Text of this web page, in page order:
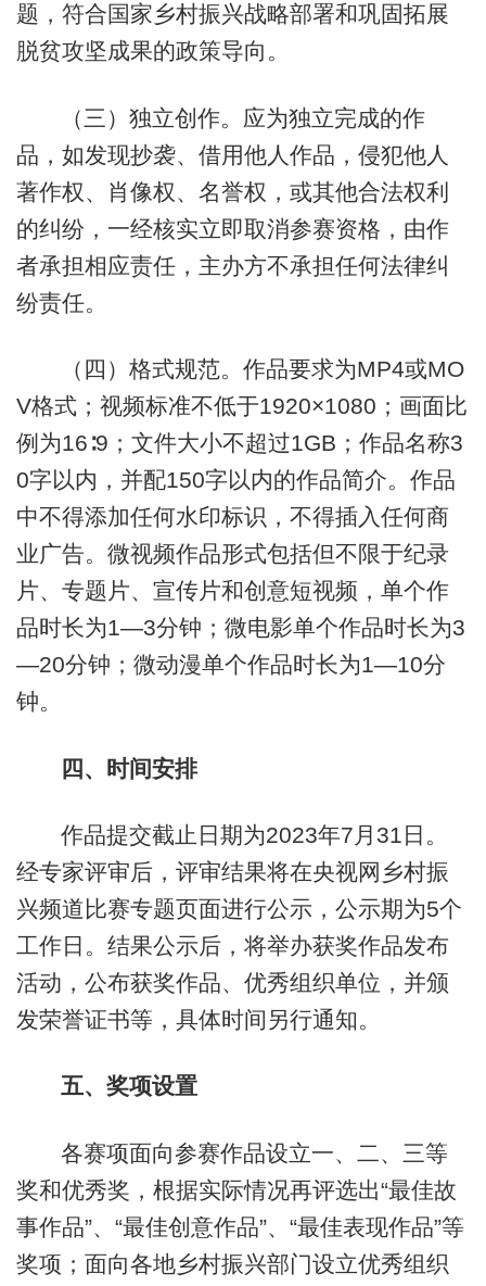
题，符合国家乡村振兴战略部署和巩固拓展
脱贫攻坚成果的政策导向。
（三）独立创作。应为独立完成的作
品，如发现抄袭、借用他人作品，侵犯他人
著作权、肖像权、名誉权，或其他合法权利
的纠纷，一经核实立即取消参赛资格，由作
者承担相应责任，主办方不承担任何法律纠
纷责任。
（四）格式规范。作品要求为MP4或MO
V格式；视频标准不低于1920×1080；画面比
例为16∶9；文件大小不超过1GB；作品名称3
0字以内，并配150字以内的作品简介。作品
中不得添加任何水印标识，不得插入任何商
业广告。微视频作品形式包括但不限于纪录
片、专题片、宣传片和创意短视频，单个作
品时长为1—3分钟；微电影单个作品时长为3
—20分钟；微动漫单个作品时长为1—10分
钟。
四、时间安排
作品提交截止日期为2023年7月31日。
经专家评审后，评审结果将在央视网乡村振
兴频道比赛专题页面进行公示，公示期为5个
工作日。结果公示后，将举办获奖作品发布
活动，公布获奖作品、优秀组织单位，并颁
发荣誉证书等，具体时间另行通知。
五、奖项设置
各赛项面向参赛作品设立一、二、三等
奖和优秀奖，根据实际情况再评选出“最佳故
事作品”、“最佳创意作品”、“最佳表现作品”等
奖项；面向各地乡村振兴部门设立优秀组织